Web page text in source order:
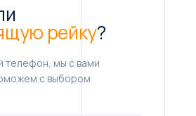
рейку?
телефон, мы с вами
с выбором